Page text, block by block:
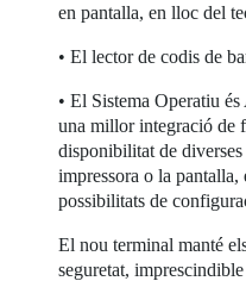
en pantalla, en lloc del
• El lector de codis de
• El Sistema Operatiu
una millor integració de
disponibilitat de
impressora o la pantalla,
possibilitats de
El nou terminal manté
seguretat,